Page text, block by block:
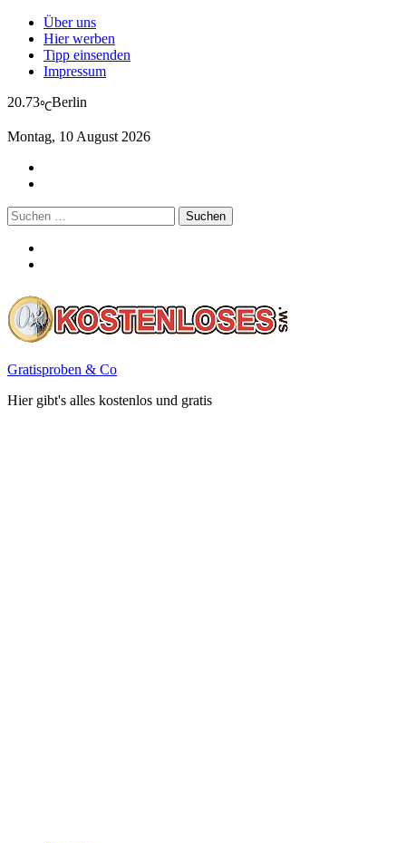
Über uns
Hier werben
Tipp einsenden
Impressum
20.73℃Berlin
Montag, 10 August 2026
Suchen
nach:
Gratisproben & Co
Hier gibt's alles kostenlos und gratis